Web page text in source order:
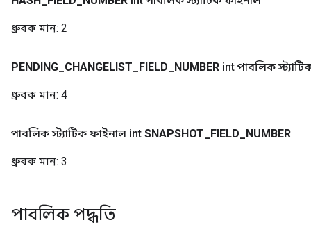
ধ্রুবক মান: 2
PENDING CHANGELIST FIELD NUMBER int পাবলিক
ধ্রুবক মান: 4
পাবলিক স্ট্যাটিক ফাইনাল int SNAPSHOT FIELD NUMBER
ধ্রুবক মান: 3
পাবলিক পদ্ধতি